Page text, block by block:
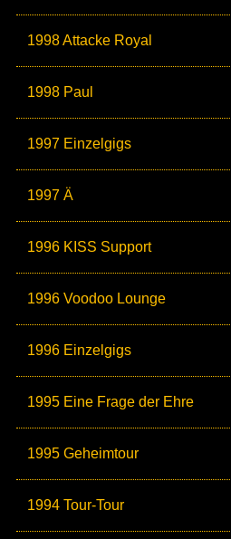
1998 Attacke Royal
1998 Paul
1997 Einzelgigs
1997 Ä
1996 KISS Support
1996 Voodoo Lounge
1996 Einzelgigs
1995 Eine Frage der Ehre
1995 Geheimtour
1994 Tour-Tour